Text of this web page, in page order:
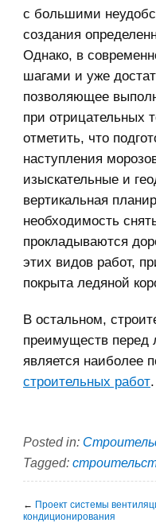
с большими
создания
Однако, в
шагами и уже
позволяющее
при отрицательных
отметить, что
наступления
изыскательные и
вертикальная
необходимость
прокладываются
этих видов работ,
покрыта ледяной
В остальном,
преимуществ перед
является наиболее
строительных работ.
Posted in:
Tagged:
← Проект системы
кондиционирования